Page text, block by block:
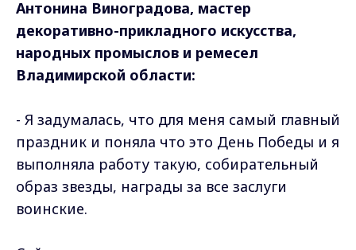
Антонина Виноградова, мастер
декоративно-прикладного искусства,
народных промыслов и ремесел
Владимирской области:
- Я задумалась, что для меня самый главный
праздник и поняла что это День Победы и я
выполняла работу такую, собирательный
образ звезды, награды за все заслуги
воинские.